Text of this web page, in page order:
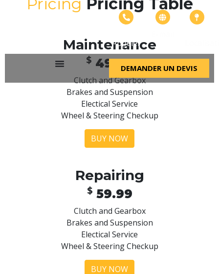
Appeler
DEMANDER UN DEVIS
Maintenance
$ 49.99
Clutch and Gearbox
Brakes and Suspension
Electical Service
Wheel & Steering Checkup
BUY NOW
Repairing
$ 59.99
Clutch and Gearbox
Brakes and Suspension
Electical Service
Wheel & Steering Checkup
BUY NOW